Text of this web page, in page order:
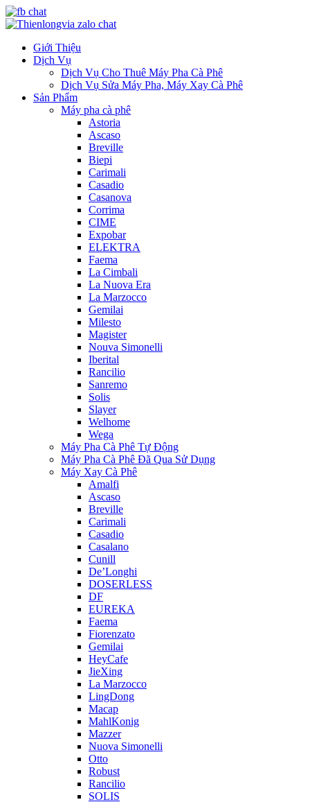
Giới Thiệu
Dịch Vụ
Dịch Vụ Cho Thuê Máy Pha Cà Phê
Dịch Vụ Sửa Máy Pha, Máy Xay Cà Phê
Sản Phẩm
Máy pha cà phê
Astoria
Ascaso
Breville
Biepi
Carimali
Casadio
Casanova
Corrima
CIME
Expobar
ELEKTRA
Faema
La Cimbali
La Nuova Era
La Marzocco
Gemilai
Milesto
Magister
Nouva Simonelli
Iberital
Rancilio
Sanremo
Solis
Slayer
Welhome
Wega
Máy Pha Cà Phê Tự Động
Máy Pha Cà Phê Đã Qua Sử Dụng
Máy Xay Cà Phê
Amalfi
Ascaso
Breville
Carimali
Casadio
Casalano
Cunill
De’Longhi
DOSERLESS
DF
EUREKA
Faema
Fiorenzato
Gemilai
HeyCafe
JieXing
La Marzocco
LingDong
Macap
MahlKonig
Mazzer
Nuova Simonelli
Otto
Robust
Rancilio
SOLIS